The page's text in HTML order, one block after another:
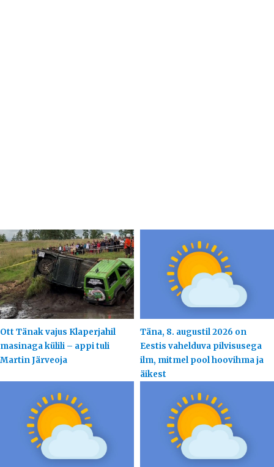
Ott Tänak vajus Klaperjahil
masinaga külili – appi tuli
Martin Järveoja
Täna, 8. augustil 2026 on
Eestis vahelduva pilvisusega
ilm, mitmel pool hoovihma ja
äikest